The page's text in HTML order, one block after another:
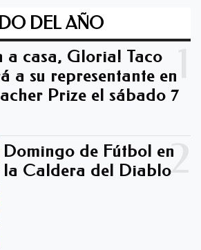
DEL AÑO
a casa, Gloria! Taco
a su representante en
Prize el sábado 7
2
Domingo de Fútbol en
la Caldera del Diablo -